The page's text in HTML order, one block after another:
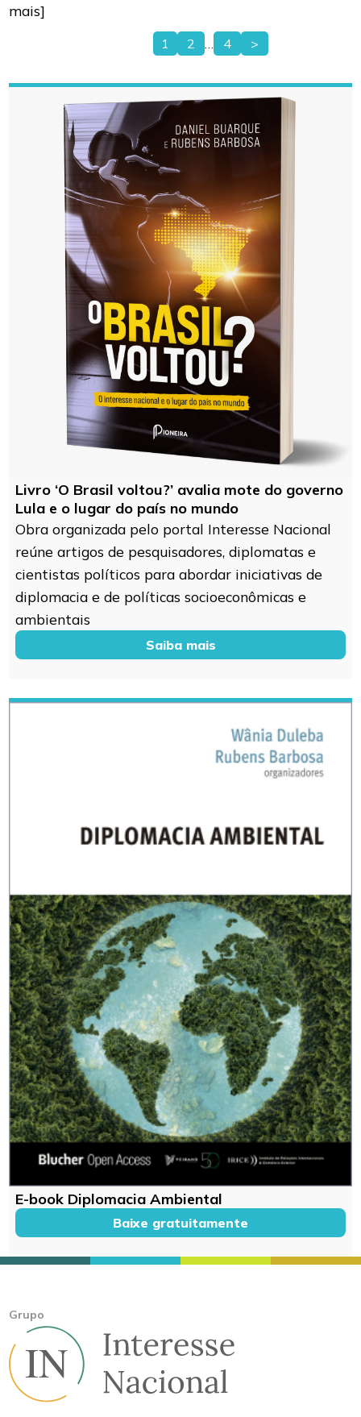
mais]
Paginação
de
1 2 … 4 >
Livro ‘O Brasil voltou?’ avalia mote do governo
Lula e o lugar do país no mundo
Obra organizada pelo portal Interesse Nacional
reúne artigos de pesquisadores, diplomatas e
cientistas políticos para abordar iniciativas de
diplomacia e de políticas socioeconômicas e
ambientais
Saiba mais
E-book Diplomacia Ambiental
Baixe gratuitamente
Grupo